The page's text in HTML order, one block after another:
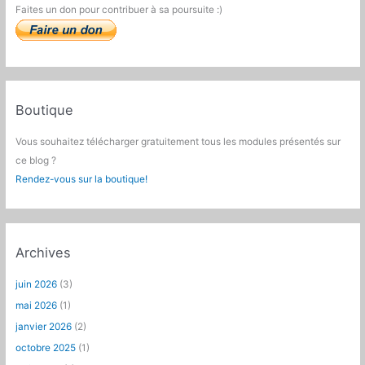
Faites un don pour contribuer à sa poursuite :)
Boutique
Vous souhaitez télécharger gratuitement tous les modules présentés sur
ce blog ?
Rendez-vous sur la boutique!
Archives
juin 2026 (3)
mai 2026 (1)
janvier 2026 (2)
octobre 2025 (1)